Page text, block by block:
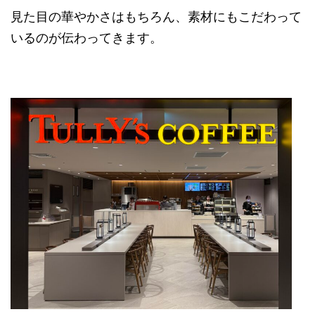
見た目の華やかさはもちろん、素材にもこだわって
いるのが伝わってきます。